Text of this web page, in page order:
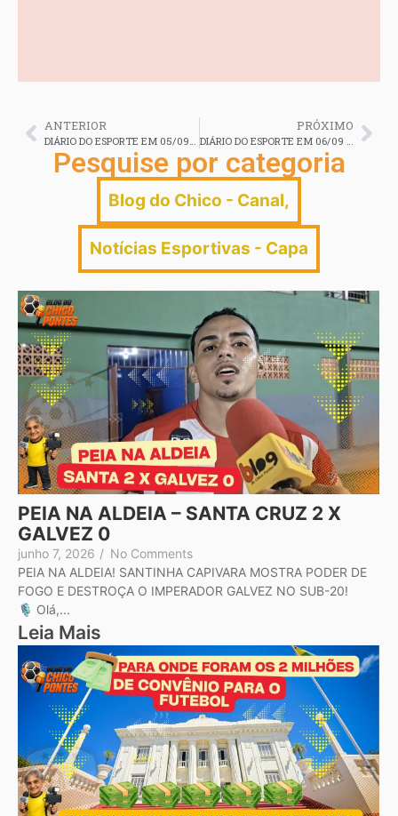
ANTERIOR
DIÁRIO DO ESPORTE EM 05/09 em 2025
PRÓXIMO
DIÁRIO DO ESPORTE EM 06/09 em 2025
Pesquise por categoria
Blog do Chico - Canal,
Notícias Esportivas - Capa
PEIA NA ALDEIA – SANTA CRUZ 2 X
GALVEZ 0
junho 7, 2026 / No Comments
PEIA NA ALDEIA! SANTINHA CAPIVARA MOSTRA PODER DE
FOGO E DESTROÇA O IMPERADOR GALVEZ NO SUB-20!
🎙️ Olá,...
Leia Mais